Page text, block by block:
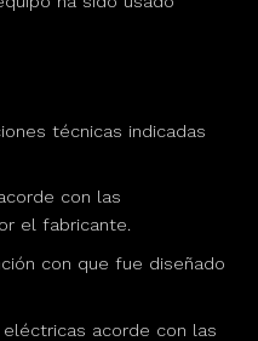
técnicas indicadas
con las
el fabricante.
con que fue diseñado
acorde con las